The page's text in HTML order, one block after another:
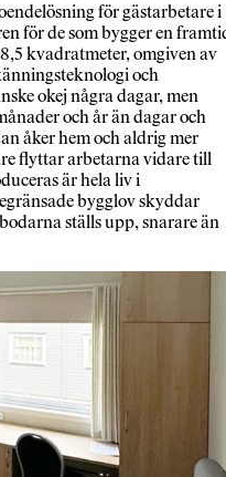
för gästarbetare i
för de som bygger en
kvadratmeter, omgiven av
och
okej några dagar, men
och år än dagar och
åker hem och aldrig mer
flyttar arbetarna vidare till
är hela liv i
bygglov skyddar
ställs upp, snarare än